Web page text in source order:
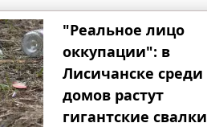
"Реальное лицо
оккупации": в
Лисичанске среди
домов растут
гигантские свалки